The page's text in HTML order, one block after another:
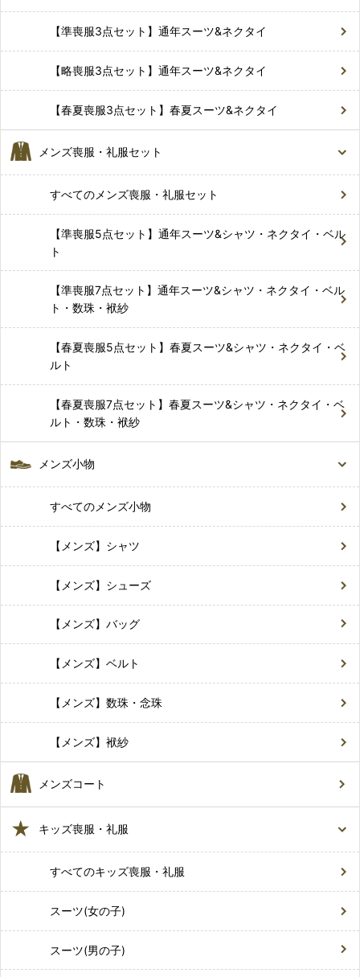
【準喪服3点セット】通年スーツ&ネクタイ
【略喪服3点セット】通年スーツ&ネクタイ
【春夏喪服3点セット】春夏スーツ&ネクタイ
メンズ喪服・礼服セット
すべてのメンズ喪服・礼服セット
【準喪服5点セット】通年スーツ&シャツ・ネクタイ・ベル
ト
【準喪服7点セット】通年スーツ&シャツ・ネクタイ・ベル
ト・数珠・袱紗
【春夏喪服5点セット】春夏スーツ&シャツ・ネクタイ・ベ
ルト
【春夏喪服7点セット】春夏スーツ&シャツ・ネクタイ・ベ
ルト・数珠・袱紗
メンズ小物
すべてのメンズ小物
【メンズ】シャツ
【メンズ】シューズ
【メンズ】バッグ
【メンズ】ベルト
【メンズ】数珠・念珠
【メンズ】袱紗
メンズコート
キッズ喪服・礼服
すべてのキッズ喪服・礼服
スーツ(女の子)
スーツ(男の子)